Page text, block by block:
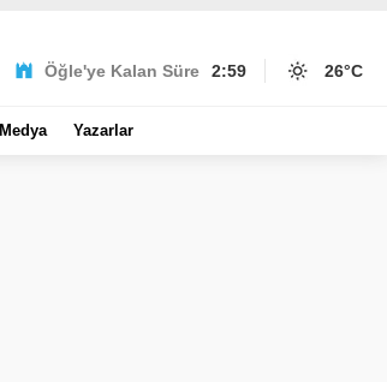
Öğle'ye Kalan Süre 2:59 26°C
Medya Yazarlar